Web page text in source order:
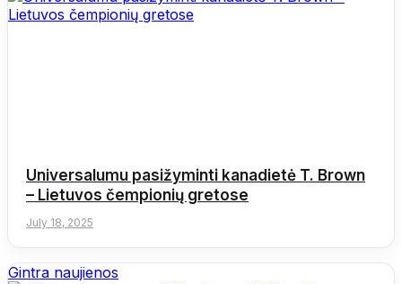
Universalumu pasižyminti kanadietė T. Brown
– Lietuvos čempionių gretose
July 18, 2025
Gintra naujienos